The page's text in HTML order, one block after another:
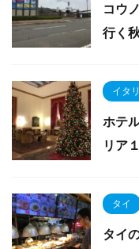
コウ
行く
イタ
ホテ
リア
タイ
タイ